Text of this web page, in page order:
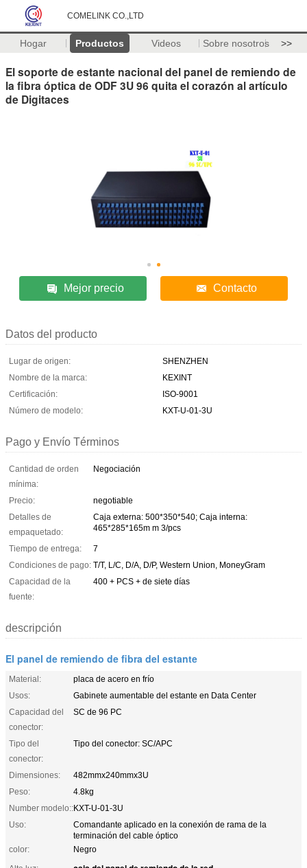
COMELINK CO.,LTD
Hogar Productos Videos Sobre nosotros >>
El soporte de estante nacional del panel de remiendo de
la fibra óptica de ODF 3U 96 quita el corazón al artículo
de Digitaces
Mejor precio Contacto
Datos del producto
Lugar de origen:
SHENZHEN
Nombre de la marca:
KEXINT
Certificación:
ISO-9001
Número de modelo:
KXT-U-01-3U
Pago y Envío Términos
Cantidad de orden
mínima:
Negociación
Precio:
negotiable
Detalles de
empaquetado:
Caja externa: 500*350*540; Caja interna:
465*285*165m m 3/pcs
Tiempo de entrega:
7
Condiciones de pago: T/T, L/C, D/A, D/P, Western Union, MoneyGram
Capacidad de la
fuente:
400 + PCS + de siete días
descripción
El panel de remiendo de fibra del estante
Material:
placa de acero en frío
Usos:
Gabinete aumentable del estante en Data Center
Capacidad del
conector:
SC de 96 PC
Tipo del
conector:
Tipo del conector: SC/APC
Dimensiones:
482mmx240mmx3U
Peso:
4.8kg
Number modelo::KXT-U-01-3U
Uso:
Comandante aplicado en la conexión de rama de la
terminación del cable óptico
color:
Negro